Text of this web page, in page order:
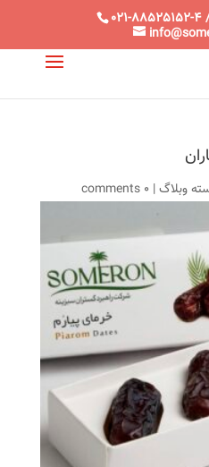
021-88525152-
وبلاگ|
0 comments